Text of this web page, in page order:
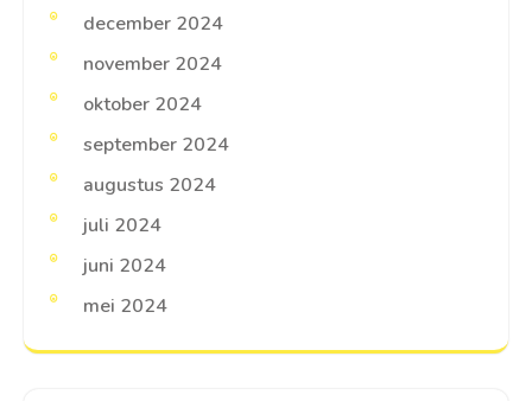
december 2024
november 2024
oktober 2024
september 2024
augustus 2024
juli 2024
juni 2024
mei 2024